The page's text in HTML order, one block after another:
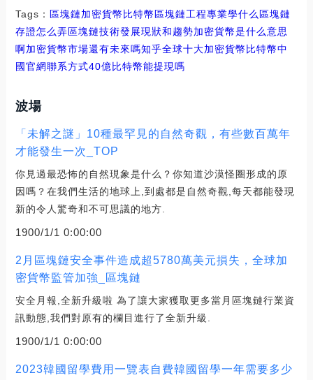
Tags： 區塊鏈加密貨幣 比特幣區塊鏈工程專業學什么 區塊鏈
存證怎么弄區塊鏈技術發展現狀和趨勢加密貨幣是什么意思
啊加密貨幣市場還有未來嗎知乎全球十大加密貨幣比特幣中
國官網聯系方式40億比特幣能提現嗎
波場
「未解之謎」10種最罕見的自然奇觀，有些數百萬年
才能發生一次_TOP
你見過最恐怖的自然現象是什么？你知道沙漠怪圈形成的原
因嗎？在我們生活的地球上,到處都是自然奇觀,每天都能發現
新的令人驚奇和不可思議的地方.
1900/1/1 0:00:00
2月區塊鏈安全事件造成超5780萬美元損失，全球加
密貨幣監管加強_區塊鏈
安全月報,全新升級啦 為了讓大家獲取更多當月區塊鏈行業資
訊動態,我們對原有的欄目進行了全新升級.
1900/1/1 0:00:00
2023韓國留學費用一覽表自費韓國留學一年需要多少